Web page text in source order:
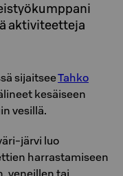
aktiviteetteja
sijaitseeTahko
kesäiseen
vesillä.
järvi luo
harrastamiseen
veneillen tai